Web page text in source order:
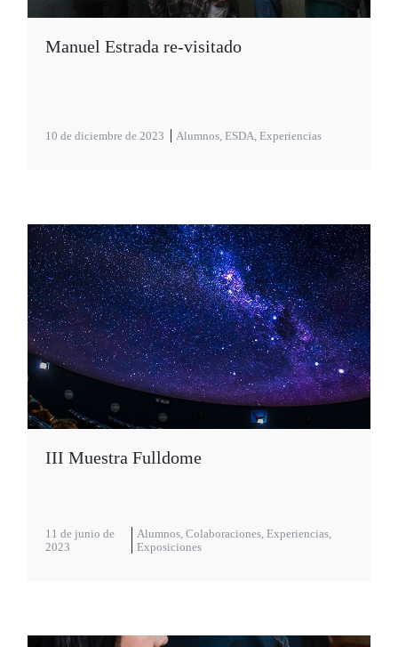
Manuel Estrada re-visitado
10 de diciembre de 2023 Alumnos, ESDA, Experiencias
III Muestra Fulldome
11 de junio de
2023
Alumnos, Colaboraciones, Experiencias,
Exposiciones